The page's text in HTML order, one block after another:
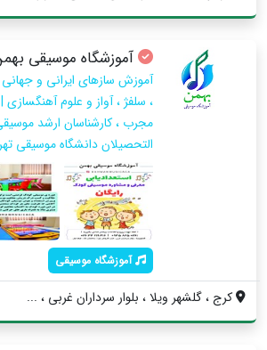
آموزشگاه موسیقی
آموزش سازهای ایرانی و
، سلفژ ، آواز و علوم آهنگسازی
مجرب ، کارشناسان ارشد
التحصیلان دانشگاه موسیقی
آموزشگاه موسیقی
کرج ، گلشهر ویلا ، بلوار سرداران غربی ، ...